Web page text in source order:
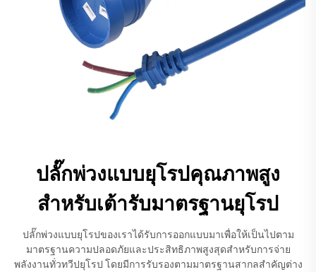
ปลั๊กพ่วงแบบยุโรปคุณภาพสูง
สำหรับเต้ารับมาตรฐานยุโรป
ปลั๊กพ่วงแบบยุโรปของเราได้รับการออกแบบมาเพื่อให้เป็นไปตาม
มาตรฐานความปลอดภัยและประสิทธิภาพสูงสุดสำหรับการจ่าย
พลังงานทั่วทวีปยุโรป โดยมีการรับรองตามมาตรฐานสากลสำคัญต่าง